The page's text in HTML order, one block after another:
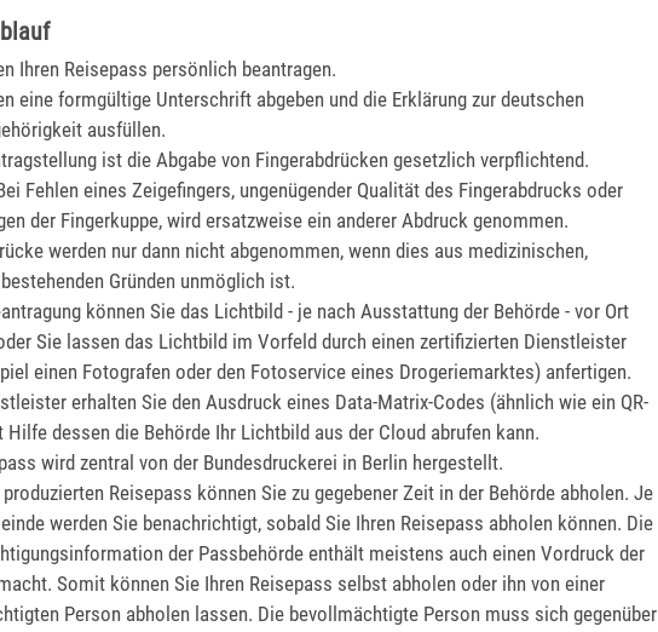
Ihren Reisepass persönlich beantragen.
eine formgültige Unterschrift abgeben und die Erklärung zur deutschen
ausfüllen.
ist die Abgabe von Fingerabdrücken gesetzlich verpflichtend.
Fehlen eines Zeigefingers, ungenügender Qualität des Fingerabdrucks oder
der Fingerkuppe, wird ersatzweise ein anderer Abdruck genommen.
werden nur dann nicht abgenommen, wenn dies aus medizinischen,
Gründen unmöglich ist.
können Siedas Lichtbild - je nach Ausstattung der Behörde - vor Ort
Sie lassen das Lichtbild im Vorfeld durch einen zertifizierten Dienstleister
einen Fotografen oder den Fotoservice eines Drogeriemarktes) anfertigen.
erhalten Sie den Ausdruck eines Data-Matrix-Codes (ähnlich wie ein QR-
Hilfe dessen die Behörde Ihr Lichtbild aus der Cloud abrufen kann.
wird zentral von der Bundesdruckerei in Berlin hergestellt.
Reisepass können Sie zu gegebener Zeit in der Behörde abholen. Je
werden Sie benachrichtigt, sobald Sie Ihren Reisepass abholen können. Die
der Passbehörde enthält meistens auch einen Vordruck der
Somit können Sie Ihren Reisepass selbst abholen oder ihn von einer
Person abholen lassen. Die bevollmächtigte Person muss sich gegenüber